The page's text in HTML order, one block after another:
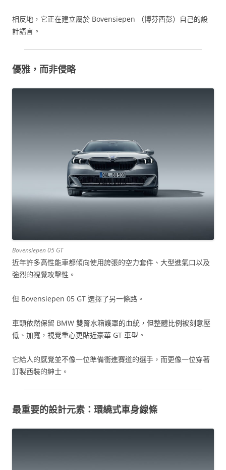
相反地，它正在建立屬於 Bovensiepen （博芬西彭）自己的設
計語言。
優雅，而非侵略
Bovensiepen 05 GT
近年許多高性能車都傾向使用誇張的空力套件、大型進氣口以及
強烈的視覺攻擊性。
但 Bovensiepen 05 GT 選擇了另一條路。
車頭依然保留 BMW 雙腎水箱護罩的血統，但整體比例被刻意壓
低、加寬，視覺重心更貼近豪華 GT 車型。
它給人的感覺並不像一位準備衝進賽道的選手，而更像一位穿著
訂製西裝的紳士。
最重要的設計元素：環繞式車身線條